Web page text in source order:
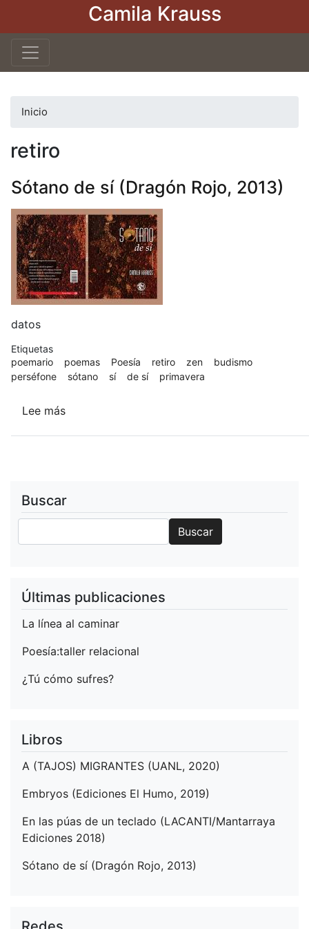
Pasar
Camila Krauss
Inicio
retiro
Sótano de sí (Dragón Rojo, 2013)
datos
Etiquetas
poemario
poemas Poesía retiro zen
budismo
perséfone
sótano sí de sí primavera
Lee más
2013)
Buscar
Buscar
Últimas publicaciones
La línea al caminar
Poesía:taller relacional
¿Tú cómo sufres?
Libros
A (TAJOS) MIGRANTES (UANL, 2020)
Embryos (Ediciones El Humo, 2019)
En las púas de un teclado (LACANTI/Mantarraya
Ediciones 2018)
Sótano de sí (Dragón Rojo, 2013)